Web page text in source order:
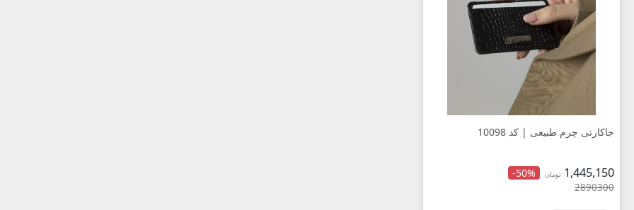
جاکارتی چرم طبیعی | کد 10098
1,445,150 تومان -50%
2890300